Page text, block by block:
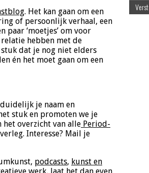
. Het kan gaan om een
of persoonlijk verhaal, een
paar ‘moetjes’ om voor
hebben met de
dat je nog niet elders
én het moet gaan om een
je naam en
stuk en promoten we je
het overzicht van alle Period-
Interesse? Mail je
podcasts, kunst en